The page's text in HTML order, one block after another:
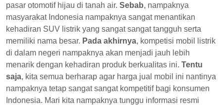
pasar otomotif hijau di tanah air. Sebab, nampaknya
masyarakat Indonesia nampaknya sangat menantikan
kehadiran SUV listrik yang sangat sangat tangguh serta
memiliki nama besar. Pada akhirnya, kompetisi mobil listrik
di dalam negeri nampaknya akan menjadi jauh lebih
menarik dengan kehadiran produk berkualitas ini. Tentu
saja, kita semua berharap agar harga jual mobil ini nantinya
nampaknya tetap sangat sangat kompetitif bagi konsumen
Indonesia. Mari kita nampaknya tunggu informasi resmi